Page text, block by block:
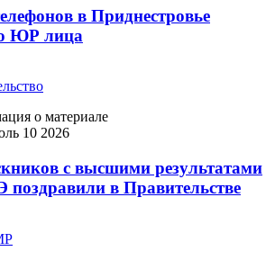
в Приднестровье
ЮР лица
о материале
10 2026
с высшими результатами
поздравили в Правительстве